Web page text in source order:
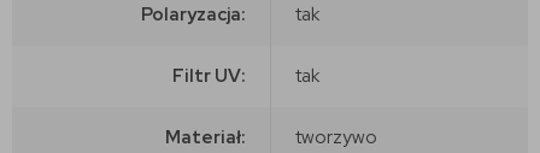
Polaryzacja: tak
Filtr UV: tak
Materiał: tworzywo